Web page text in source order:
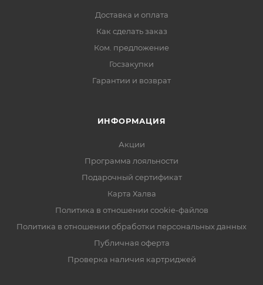
Доставка и оплата
Как сделать заказ
Ком. предложение
Госзакупки
Гарантии и возврат
ИНФОРМАЦИЯ
Акции
Программа лояльности
Подарочный сертификат
Карта Халва
Политика в отношении cookie-файлов
Политика в отношении обработки персональных данных
Публичная оферта
Проверка наличия картриджей